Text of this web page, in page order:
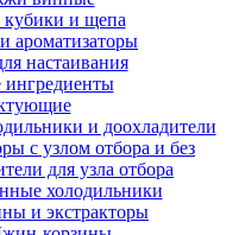
и щепа
ароматизаторы
настаивания
и доохладители
с узлом отбора и без
для узла отбора
холодильники
и экстракторы